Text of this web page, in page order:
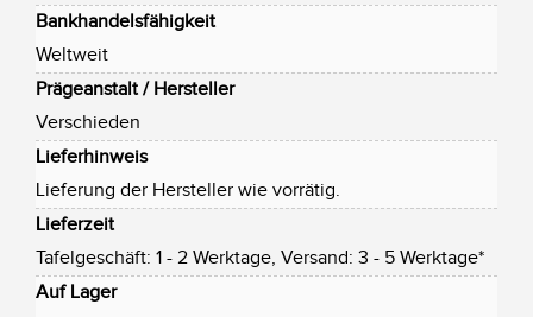
Bankhandelsfähigkeit
Weltweit
Prägeanstalt / Hersteller
Verschieden
Lieferhinweis
Lieferung der Hersteller wie vorrätig.
Lieferzeit
Tafelgeschäft: 1 - 2 Werktage, Versand: 3 - 5 Werktage*
Auf Lager